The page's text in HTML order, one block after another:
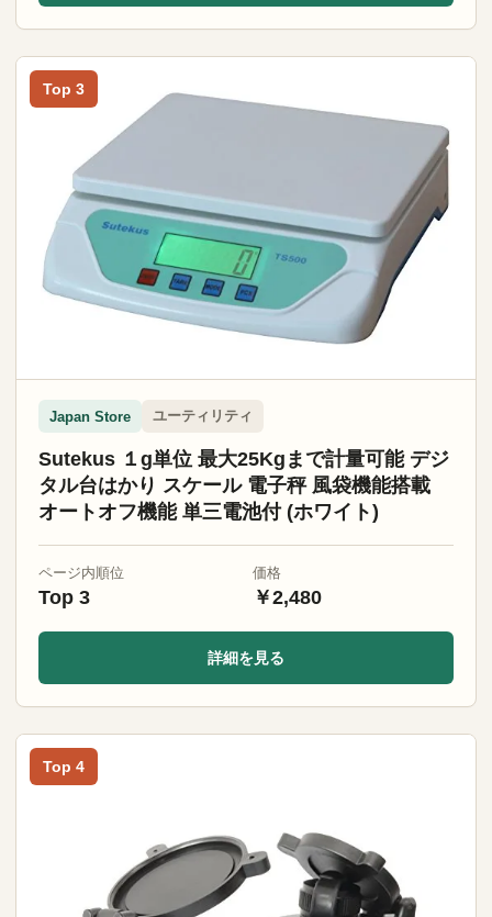
Top 3
Japan Store ユーティリティ
Sutekus １g単位 最大25Kgまで計量可能 デジ
タル台はかり スケール 電子秤 風袋機能搭載
オートオフ機能 単三電池付 (ホワイト)
ページ内順位
Top 3
価格
￥2,480
詳細を見る
Top 4